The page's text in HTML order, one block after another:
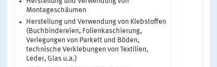
Montageschäumen
Herstellung und Verwendung von Klebstoffen
(Buchbindereien, Folienkaschierung,
Verlegungen von Parkett und Böden,
technische Verklebungen von Textilien,
Leder, Glas u.a.)